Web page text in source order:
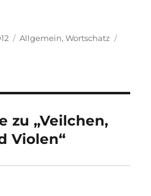
Kategorien
Allgemein,Wortschatz
zu „Veilchen,
Violen“